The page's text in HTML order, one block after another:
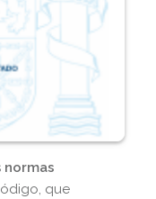
normas
que